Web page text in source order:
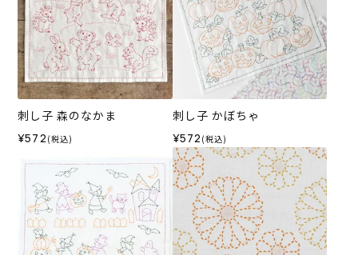
刺し子 森のなかま
¥572 (税込)
刺し子 かぼちゃ
¥572 (税込)